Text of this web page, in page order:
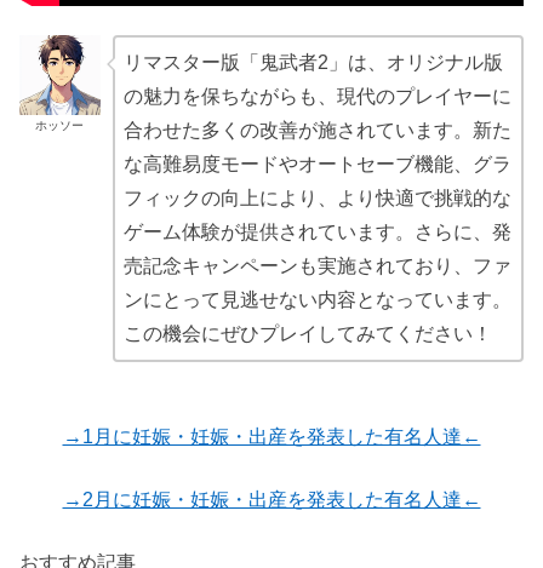
ホッソー
リマスター版「鬼武者2」は、オリジナル版
の魅力を保ちながらも、現代のプレイヤーに
合わせた多くの改善が施されています。新た
な高難易度モードやオートセーブ機能、グラ
フィックの向上により、より快適で挑戦的な
ゲーム体験が提供されています。さらに、発
売記念キャンペーンも実施されており、ファ
ンにとって見逃せない内容となっています。
この機会にぜひプレイしてみてください！
→1月に妊娠・妊娠・出産を発表した有名人達←
→2月に妊娠・妊娠・出産を発表した有名人達←
おすすめ記事